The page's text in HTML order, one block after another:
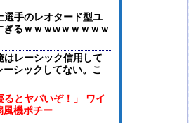
選手のレオタード型ユ
るｗｗｗwｗｗｗｗｗ
はレーシック信用して
シックしてない。こ
とヤバいぞ！」 ワイ
風機ポチー